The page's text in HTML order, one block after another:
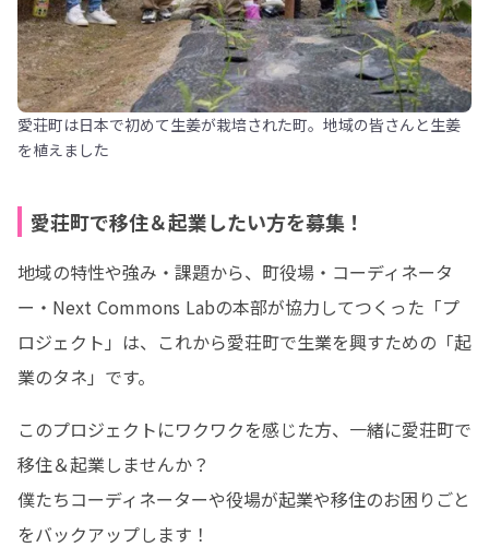
愛荘町は日本で初めて生姜が栽培された町。地域の皆さんと生姜
を植えました
愛荘町で移住＆起業したい方を募集！
地域の特性や強み・課題から、町役場・コーディネータ
ー・Next Commons Labの本部が協力してつくった「プ
ロジェクト」は、これから愛荘町で生業を興すための「起
業のタネ」です。
このプロジェクトにワクワクを感じた方、一緒に愛荘町で
移住＆起業しませんか？
僕たちコーディネーターや役場が起業や移住のお困りごと
をバックアップします！